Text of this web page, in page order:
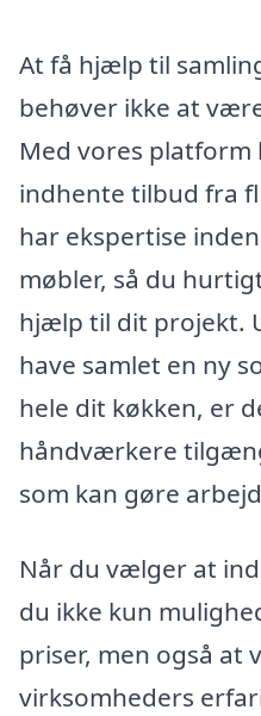
At få hjælp til
behøver ikke at
Med vores platform
indhente tilbud fra
har ekspertise
møbler, så du
hjælp til dit projekt.
have samlet en ny
hele dit køkken, er
håndværkere
som kan gøre
Når du vælger at
du ikke kun
priser, men også at
virksomheders